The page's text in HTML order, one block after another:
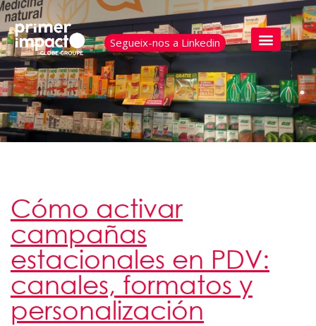
Segueix-nos a Linkedin
Cómo activar
campañas
estacionales en PDV:
canales, formatos y
personalización